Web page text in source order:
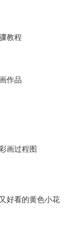
教程
作品
画过程图
好看的黄色小花